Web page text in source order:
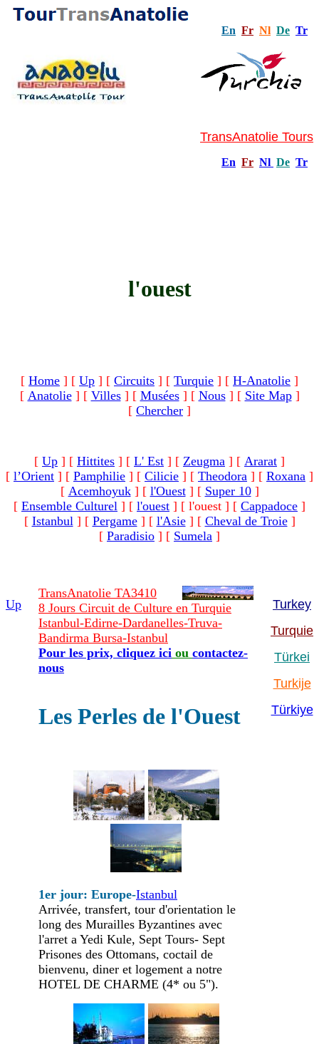
En Fr Nl De Tr
TransAnatolie Tours
En Fr Nl De Tr
l'ouest
[ Home ] [ Up ] [ Circuits ] [ Turquie ] [ H-Anatolie ]
[ Anatolie] [ Villes] [ Musées] [ Nous] [ Site Map]
[ Chercher ]
[ Up ] [ Hittites ] [ L' Est ] [ Zeugma ] [ Ararat ]
[ l’Orient ] [ Pamphilie ] [ Cilicie ] [ Theodora ] [ Roxana ]
[ Acemhoyuk] [ l'Ouest] [ Super 10]
[ Ensemble Culturel ] [ l'ouest ] [ l'ouest ] [ Cappadoce ]
[ Istanbul] [ Pergame] [ l'Asie] [ Cheval de Troie]
[ Paradisio ] [ Sumela ]
Up
TransAnatolie TA3410
8 Jours Circuit de Culture en Turquie
Istanbul-Edirne-Dardanelles-Truva-
Bandirma Bursa-Istanbul
Pour les prix, cliquez ici ou contactez-
nous
Les Perles de l'Ouest
1er jour: Europe-Istanbul
Arrivée, transfert, tour d'orientation le
long des Murailles Byzantines avec
l'arret a Yedi Kule, Sept Tours- Sept
Prisones des Ottomans, coctail de
bienvenu, diner et logement a notre
HOTEL DE CHARME (4* ou 5").
Turkey
Turquie
Türkei
Turkije
Türkiye